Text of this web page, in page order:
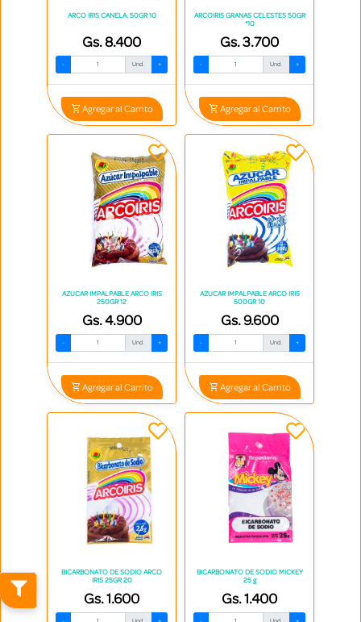
ARCO IRIS CANELA. 50GR 10
Gs. 8.400
- Und. +
Agregar al Carrito
ARCOIRIS GRANAS CELESTES 50GR
*10
Gs. 3.700
- Und. +
Agregar al Carrito
AZUCAR IMPALPABLE ARCO IRIS
250GR 12
Gs. 4.900
- Und. +
Agregar al Carrito
AZUCAR IMPALPABLE ARCO IRIS
500GR 10
Gs. 9.600
- Und. +
Agregar al Carrito
BICARBONATO DE SODIO ARCO
IRIS 25GR 20
Gs. 1.600
BICARBONATO DE SODIO MICKEY
25 g
Gs. 1.400